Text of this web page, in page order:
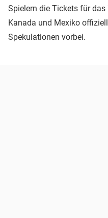
Spielern die Tickets für das
Kanada und Mexiko
Spekulationen vorbei.